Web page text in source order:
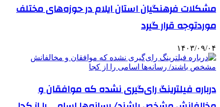
مشکلات فرهنگیان استان ایلام در حوزه‌های مختلف
موردتوجه قرار گیرد
۱۴۰۳/۰۹/۰۴
درباره فیلترینگ رای‌گیری نشده که موافقان و